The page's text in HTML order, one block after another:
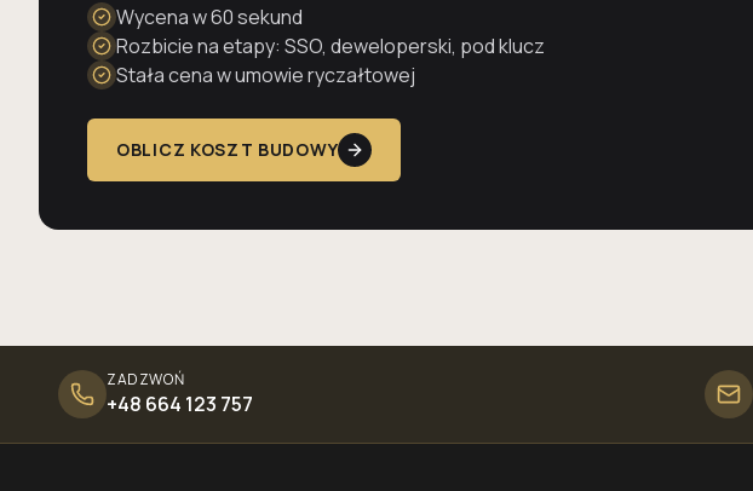
Wycena w 60 sekund
Rozbicie na etapy: SSO, deweloperski, pod klucz
Stała cena w umowie ryczałtowej
OBLICZ KOSZT BUDOWY
ZADZWOŃ
+48 664 123 757